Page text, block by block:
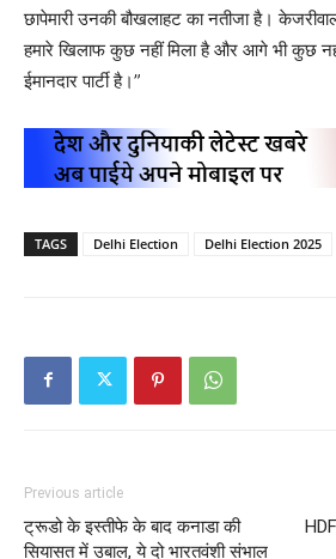
छापेमारी उनकी बौखलाहट का नतीजा है।
हमारे खिलाफ कुछ नहीं मिला है और आगे भी कुछ
ईमानदार पार्टी है।”
TAGS Delhi Election Delhi Election 2025
Previous article
ट्रूडो के इस्तीफे के बाद कनाडा की
सियासत में उबाल, ये दो भारतवंशी संभाल